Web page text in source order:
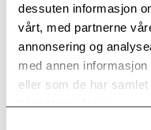
dessuten informasjon
vårt, med partnerne
annonsering og
med annen
eller som de har
tjenestene deres.
Psykologspesialisten
lage den digitale
2022.
E-PREP er et e-
Undervisningen foregår
– Øktene handler om